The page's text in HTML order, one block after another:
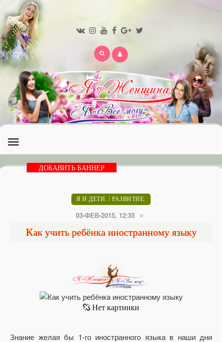
Открыть
меню
ДОБАВИТЬ БАННЕР
Я И ДЕТИ. /РАЗВИТИЕ.
03-ФЕВ-2015, 12:35
Как учить ребёнка иностранному языку
Знание желая бы 1-го иностранного языка в наши дни